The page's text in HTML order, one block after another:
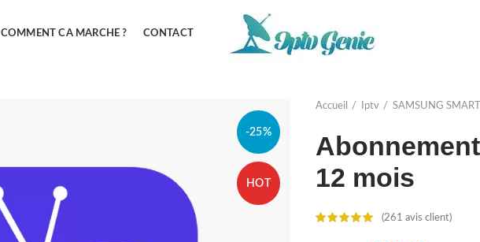
COMMENT CA MARCHE ? CONTACT
-25%
HOT
Accueil Iptv SAMSUNG
12 mois
(261 avis client)